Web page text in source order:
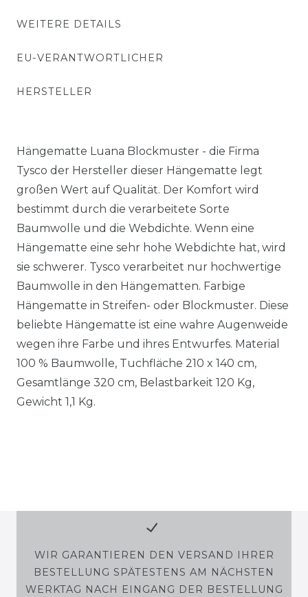
WEITERE DETAILS
EU-VERANTWORTLICHER
HERSTELLER
Hängematte Luana Blockmuster - die Firma
Tysco der Hersteller dieser Hängematte legt
großen Wert auf Qualität. Der Komfort wird
bestimmt durch die verarbeitete Sorte
Baumwolle und die Webdichte. Wenn eine
Hängematte eine sehr hohe Webdichte hat, wird
sie schwerer. Tysco verarbeitet nur hochwertige
Baumwolle in den Hängematten. Farbige
Hängematte in Streifen- oder Blockmuster. Diese
beliebte Hängematte ist eine wahre Augenweide
wegen ihre Farbe und ihres Entwurfes. Material
100 % Baumwolle, Tuchfläche 210 x 140 cm,
Gesamtlänge 320 cm, Belastbarkeit 120 Kg,
Gewicht 1,1 Kg.
WIR GARANTIEREN DEN VERSAND IHRER
BESTELLUNG SPÄTESTENS AM NÄCHSTEN
WERKTAG NACH EINGANG DER BESTELLUNG